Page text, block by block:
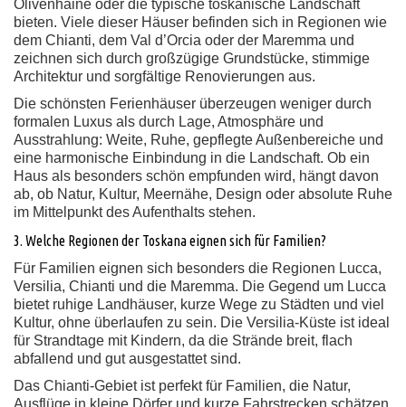
Olivenhaine oder die typische toskanische Landschaft
bieten. Viele dieser Häuser befinden sich in Regionen wie
dem Chianti, dem Val d’Orcia oder der Maremma und
zeichnen sich durch großzügige Grundstücke, stimmige
Architektur und sorgfältige Renovierungen aus.
Die schönsten Ferienhäuser überzeugen weniger durch
formalen Luxus als durch Lage, Atmosphäre und
Ausstrahlung: Weite, Ruhe, gepflegte Außenbereiche und
eine harmonische Einbindung in die Landschaft. Ob ein
Haus als besonders schön empfunden wird, hängt davon
ab, ob Natur, Kultur, Meernähe, Design oder absolute Ruhe
im Mittelpunkt des Aufenthalts stehen.
3. Welche Regionen der Toskana eignen sich für Familien?
Für Familien eignen sich besonders die Regionen Lucca,
Versilia, Chianti und die Maremma. Die Gegend um Lucca
bietet ruhige Landhäuser, kurze Wege zu Städten und viel
Kultur, ohne überlaufen zu sein. Die Versilia-Küste ist ideal
für Strandtage mit Kindern, da die Strände breit, flach
abfallend und gut ausgestattet sind.
Das Chianti-Gebiet ist perfekt für Familien, die Natur,
Ausflüge in kleine Dörfer und kurze Fahrstrecken schätzen.